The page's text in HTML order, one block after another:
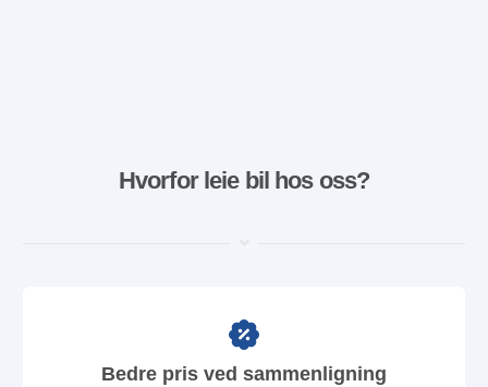
Hvorfor leie bil hos oss?
Bedre pris ved sammenligning